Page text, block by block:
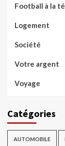
Football à la
Logement
Société
Votre argent
Voyage
Catégories
AUTOMOBILE